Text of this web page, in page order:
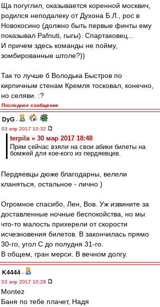
Ща погуглил, оказывается коренной москвич,
родился неподалеку от Духона Б.Л., рос в
Новокосино (должно быть первые финты ему
показывал Pafnuti, гыгы). Спартаковец...
И причем здесь команды не пойму,
зомбированные штоле?))
Так то лучше б Володька Быстров по
кирпичным стенам Кремля тосковал, конечно,
но селяви. :?
Последнее сообщение
DyG -
03 апр 2017 10:32
terpila » 30 мар 2017 18:48
Прям сейчас взяли на свои абики билеты на
бомжей для кое-кого из пердяевцев.
Пердяевцы дюже благодарны, велели
кланяться, остальное - лично )
Огромное спасибо, Лен, Вов. Уж извините за
доставленные ночные беспокойства, но мы
что-то малость прихерели от скорости
исчезновения билетов. В закончилась прямо
30-го, угол С до полудня 31-го.
В общем, гран мерси. В вечном долгу.
K4444 -
03 апр 2017 10:28
Montez
Баня по тебе плачет, Надя